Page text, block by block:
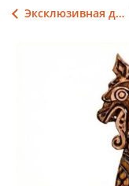
Эксклюзивная дизайнерская мебель